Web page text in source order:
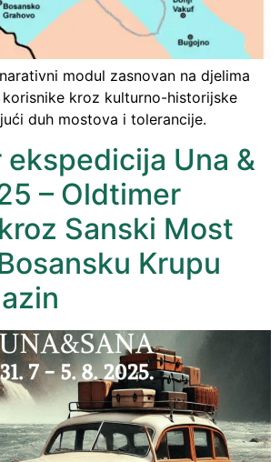
modul zasnovan na djelima
korisnike kroz kulturno-historijske
duh mostova i tolerancije.
Una &
– Oldtimer
Sanski Most
Krupu